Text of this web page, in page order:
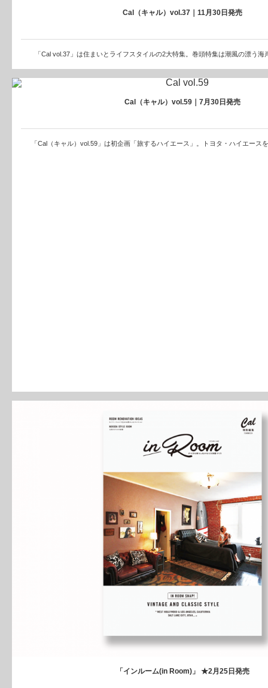
Cal（キャル）vol.37｜11月30日発売
「Cal vol.37」は住まいとライフスタイルの2大特集。巻頭特集は潮風の漂う
Cal（キャル）vol.59｜7月30日発売
「Cal（キャル）vol.59」は初企画「旅するハイエース」。トヨタ・ハイエース
「インルーム(in Room)」 ★2月25日発売